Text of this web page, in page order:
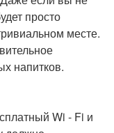
просто
месте.
напитков.
Wi - Fi и